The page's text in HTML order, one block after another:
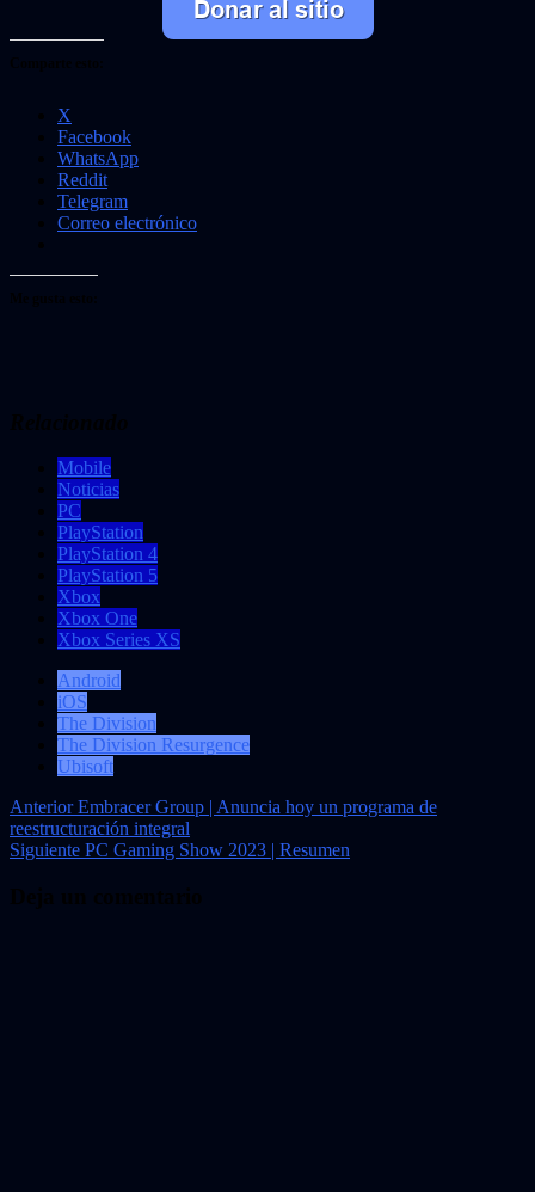
X
Facebook
WhatsApp
Reddit
Telegram
Correo electrónico
Mobile
Noticias
PC
PlayStation
PlayStation 4
PlayStation 5
Xbox
Xbox One
Xbox Series XS
Android
iOS
The Division
The Division Resurgence
Ubisoft
Navegación
de
AnteriorEmbracer Group | Anuncia hoy un programa de
reestructuración integral
Siguiente PC Gaming Show 2023 | Resumen